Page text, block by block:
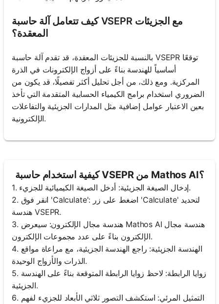
كيف تتعامل آلة حاسبة VSEPR مع الجزيئات
المعقدة؟
بالنسبة للجزيئات المعقدة، قد تقدم آلة حاسبة VSEPR توقعًا
أساسياً للهندسة بناءً على أزواج الإلكترونات في الذرة
المركزية. ومع ذلك، من أجل تحليل أكثر تفصيلًا، قد يكون من
الضروري استخدام برامج الكيمياء الحسابية المتقدمة التي تأخذ
بعين الاعتبار عوامل إضافية مثل المدارات الجزيئية والتفاعلات
الإلكترونية.
كيفية استخدام حاسبة VSEPR من Mathos AI؟
1. إدخال الصيغة الجزيئية: أدخل الصيغة الكيميائية للجزيء.
2. انقر فوق 'Calculate': اضغط على زر 'Calculate' لتحديد
هندسة VSEPR.
3. هندسة مجال الإلكترون: سيعرض Mathos AI هندسة مجال
الإلكترون بناءً على عدد مجموعات الإلكترون.
4. الهندسة الجزيئية: راجع الهندسة الجزيئية، مع مراعاة مواقع
الذرات والأزواج الوحيدة.
5. زوايا الرابطة: لاحظ زوايا الرابطة المتوقعة بناءً على الهندسة
الجزيئية.
6. التمثيل المرئي: استكشف التصور ثلاثي الأبعاد للجزيء لفهم